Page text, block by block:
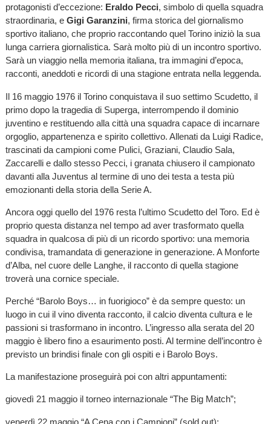
protagonisti d’eccezione: Eraldo Pecci, simbolo di quella squadra
straordinaria, e Gigi Garanzini, firma storica del giornalismo
sportivo italiano, che proprio raccontando quel Torino iniziò la sua
lunga carriera giornalistica. Sarà molto più di un incontro sportivo.
Sarà un viaggio nella memoria italiana, tra immagini d’epoca,
racconti, aneddoti e ricordi di una stagione entrata nella leggenda.
Il 16 maggio 1976 il Torino conquistava il suo settimo Scudetto, il
primo dopo la tragedia di Superga, interrompendo il dominio
juventino e restituendo alla città una squadra capace di incarnare
orgoglio, appartenenza e spirito collettivo. Allenati da Luigi Radice,
trascinati da campioni come Pulici, Graziani, Claudio Sala,
Zaccarelli e dallo stesso Pecci, i granata chiusero il campionato
davanti alla Juventus al termine di uno dei testa a testa più
emozionanti della storia della Serie A.
Ancora oggi quello del 1976 resta l’ultimo Scudetto del Toro. Ed è
proprio questa distanza nel tempo ad aver trasformato quella
squadra in qualcosa di più di un ricordo sportivo: una memoria
condivisa, tramandata di generazione in generazione. A Monforte
d’Alba, nel cuore delle Langhe, il racconto di quella stagione
troverà una cornice speciale.
Perché “Barolo Boys… in fuorigioco” è da sempre questo: un
luogo in cui il vino diventa racconto, il calcio diventa cultura e le
passioni si trasformano in incontro. L’ingresso alla serata del 20
maggio è libero fino a esaurimento posti. Al termine dell’incontro è
previsto un brindisi finale con gli ospiti e i Barolo Boys.
La manifestazione proseguirà poi con altri appuntamenti:
giovedì 21 maggio il torneo internazionale “The Big Match”;
venerdì 22 maggio “A Cena con i Campioni” (sold out);